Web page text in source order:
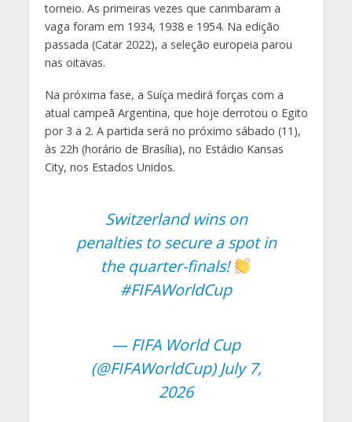
torneio. As primeiras vezes que carimbaram a
vaga foram em 1934, 1938 e 1954. Na edição
passada (Catar 2022), a seleção europeia parou
nas oitavas.
Na próxima fase, a Suíça medirá forças com a
atual campeã Argentina, que hoje derrotou o Egito
por 3 a 2. A partida será no próximo sábado (11),
às 22h (horário de Brasília), no Estádio Kansas
City, nos Estados Unidos.
Switzerland wins on
penalties to secure a spot in
the quarter-finals!
#FIFAWorldCup
— FIFA World Cup
(@FIFAWorldCup) July 7,
2026